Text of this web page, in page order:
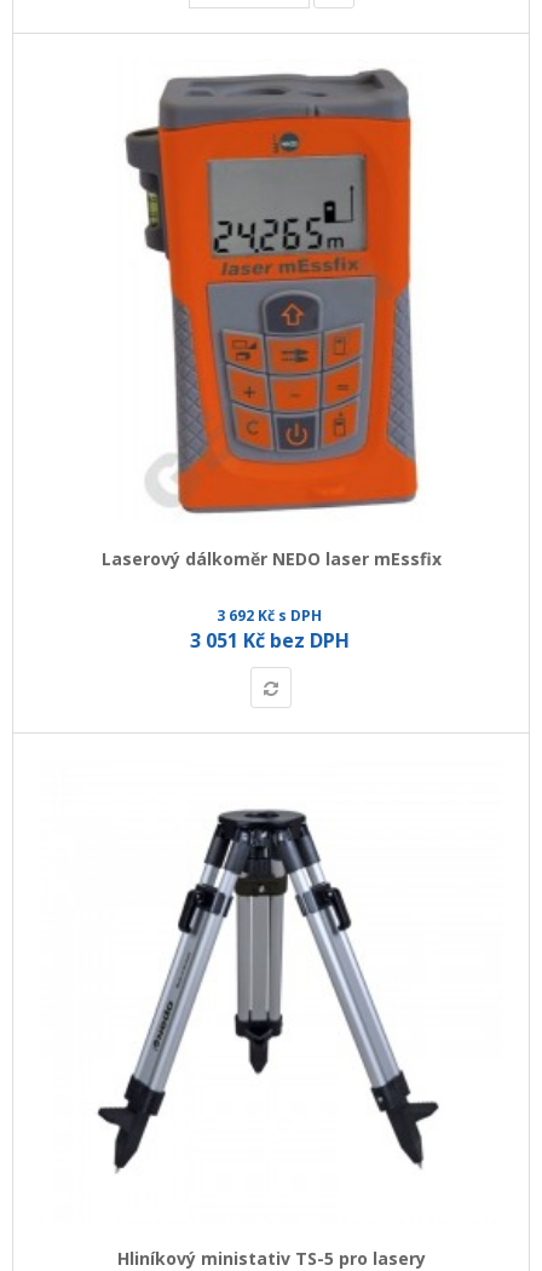
Laserový dálkoměr NEDO laser mEssfix
3 692 Kč s DPH
3 051 Kč bez DPH
Hliníkový ministativ TS-5 pro lasery